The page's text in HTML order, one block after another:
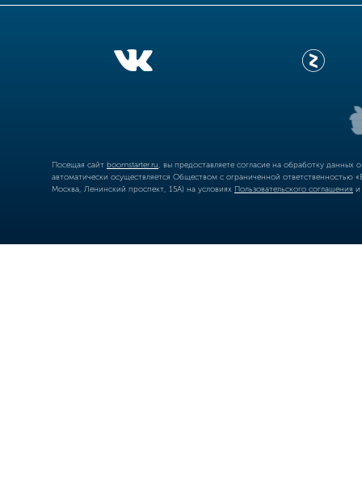
Посещая сайт boomstarter.ru , вы предоставляете согласие на обработку
автоматически осуществляется Обществом с ограниченной
Москва, Ленинский проспект, 15А) на условиях Пользовательского соглашения и